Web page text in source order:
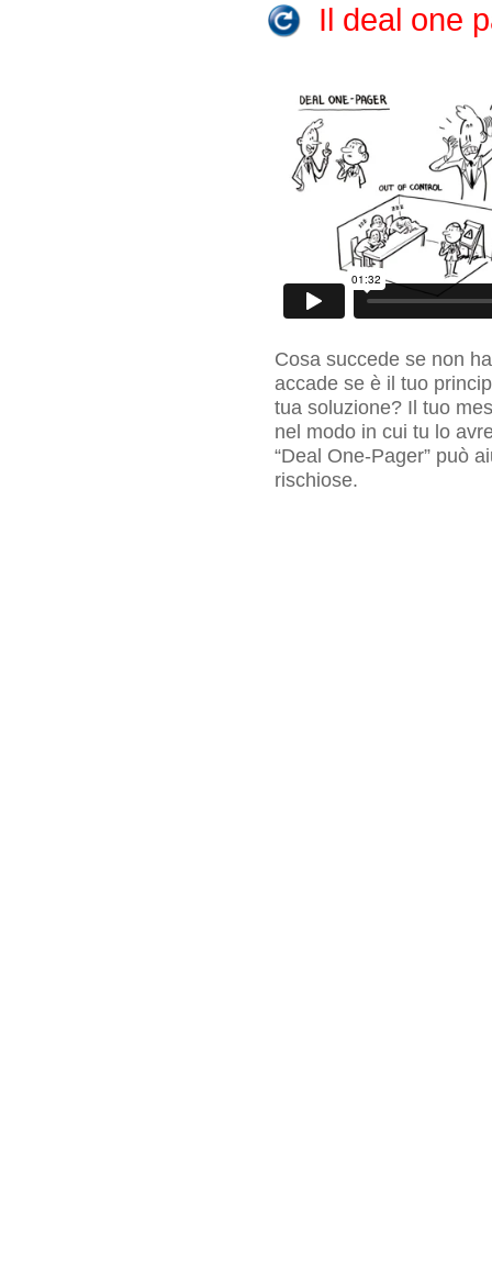
Il deal one
Cosa succede se non
accade se è il tuo
tua soluzione? Il tuo
nel modo in cui tu lo
“Deal One-Pager” può
rischiose.